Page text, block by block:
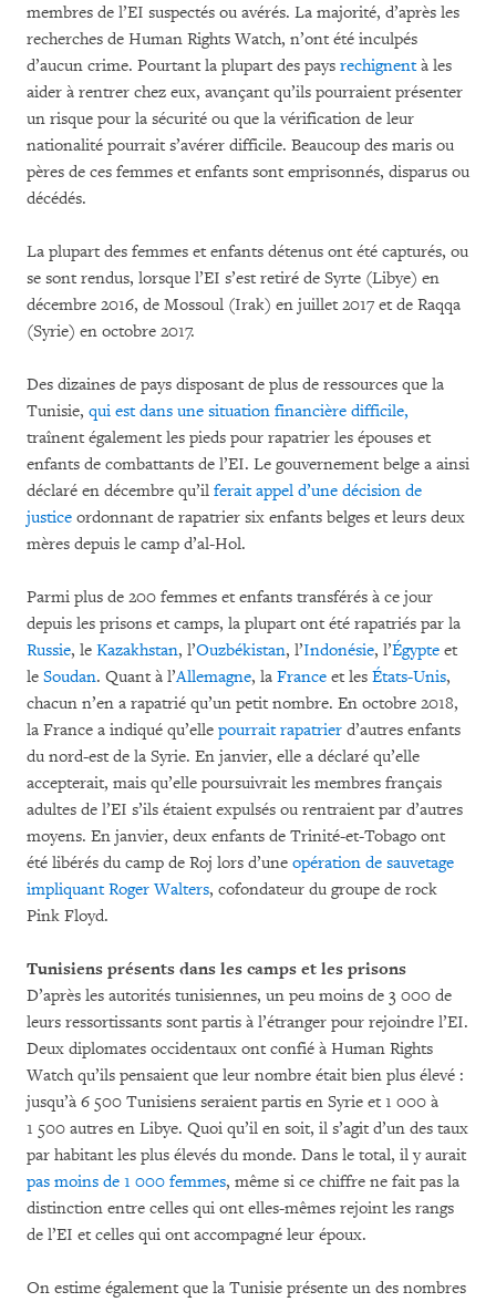
membres de l’EI suspectés ou avérés. La majorité, d’après les
recherches de Human Rights Watch, n’ont été inculpés
d’aucun crime. Pourtant la plupart des pays rechignentà les
aider à rentrer chez eux, avançant qu’ils pourraient présenter
un risque pour la sécurité ou que la vérification de leur
nationalité pourrait s’avérer difficile. Beaucoup des maris ou
pères de ces femmes et enfants sont emprisonnés, disparus ou
décédés.
La plupart des femmes et enfants détenus ont été capturés, ou
se sont rendus, lorsque l’EI s’est retiré de Syrte (Libye) en
décembre 2016, de Mossoul (Irak) en juillet 2017 et de Raqqa
(Syrie) en octobre 2017.
Des dizaines de pays disposant de plus de ressources que la
Tunisie, qui est dans une situation financière difficile,
traînent également les pieds pour rapatrier les épouses et
enfants de combattants de l’EI. Le gouvernement belge a ainsi
déclaré en décembre qu’il ferait appel d’une décision de
justice ordonnant de rapatrier six enfants belges et leurs deux
mères depuis le camp d’al-Hol.
Parmi plus de 200 femmes et enfants transférés à ce jour
depuis les prisons et camps, la plupart ont été rapatriés par la
Russie, le Kazakhstan, l’Ouzbékistan, l’Indonésie, l’Égypte et
le Soudan. Quant à l’Allemagne, la France et les États-Unis,
chacun n’en a rapatrié qu’un petit nombre. En octobre 2018,
la France a indiqué qu’elle pourrait rapatrier d’autres enfants
du nord-est de la Syrie. En janvier, elle a déclaré qu’elle
accepterait, mais qu’elle poursuivrait les membres français
adultes de l’EI s’ils étaient expulsés ou rentraient par d’autres
moyens. En janvier, deux enfants de Trinité-et-Tobago ont
été libérés du camp de Roj lors d’une opération de sauvetage
impliquant Roger Walters, cofondateur du groupe de rock
Pink Floyd.
Tunisiens présents dans les camps et les prisons
D’après les autorités tunisiennes, un peu moins de 3 000 de
leurs ressortissants sont partis à l’étranger pour rejoindre l’EI.
Deux diplomates occidentaux ont confié à Human Rights
Watch qu’ils pensaient que leur nombre était bien plus élevé :
jusqu’à 6 500 Tunisiens seraient partis en Syrie et 1 000 à
1 500 autres en Libye. Quoi qu’il en soit, il s’agit d’un des taux
par habitant les plus élevés du monde. Dans le total, il y aurait
pas moins de 1 000 femmes, même si ce chiffre ne fait pas la
distinction entre celles qui ont elles-mêmes rejoint les rangs
de l’EI et celles qui ont accompagné leur époux.
On estime également que la Tunisie présente un des nombres